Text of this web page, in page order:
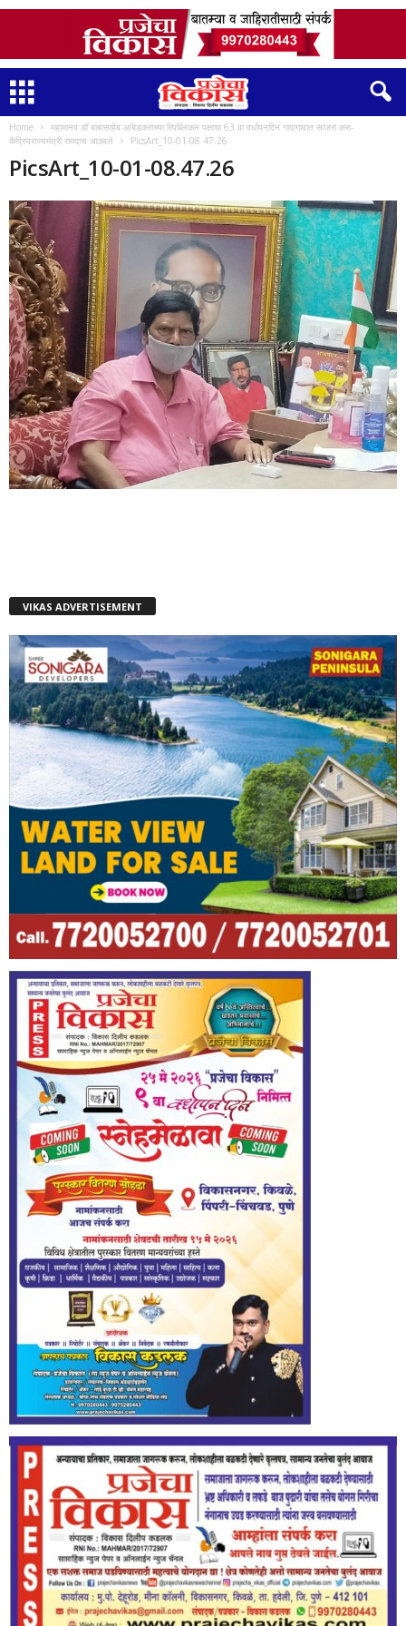
Home
महामानव डॉ बाबासाहेब आंबेडकरांच्या रिपब्लिकन पक्षाचा 63 वा वर्धापनदिन गावागावात साजरा करा-
केंद्रियराज्यमंत्री रामदास आठवले
PicsArt_10-01-08.47.26
PicsArt_10-01-08.47.26
VIKAS ADVERTISEMENT